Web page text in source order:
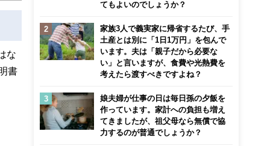
な
書
てもよいのでしょうか？
家族3人で義実家に帰省するたび、手
土産とは別に「1日1万円」を包んで
います。夫は「親子だから必要な
い」と言いますが、食費や光熱費を
考えたら渡すべきですよね？
娘夫婦が仕事の日は毎日孫の夕飯を
作っています。家計への負担も増え
てきましたが、祖父母なら無償で協
力するのが普通でしょうか？